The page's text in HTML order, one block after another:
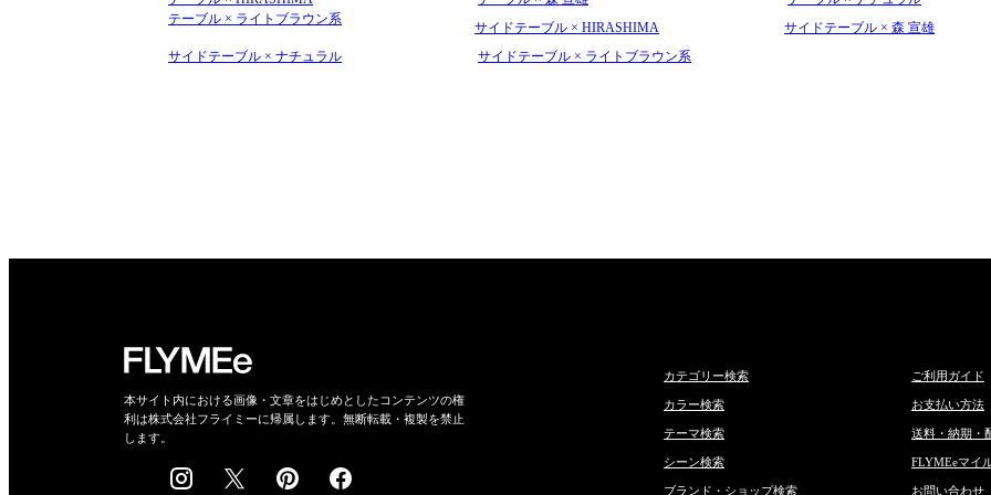
テーブル × ライトブラウン系
サイドテーブル × HIRASHIMA
サイドテーブル × 森 宣雄
サイドテーブル × ナチュラル
サイドテーブル × ライトブラウン系
本サイト内における画像・文章をはじめとしたコンテンツの権
利は株式会社フライミーに帰属します。無断転載・複製を禁止
します。
カテゴリー検索
カラー検索
テーマ検索
シーン検索
ブランド・ショップ検索
ご利用ガイド
お支払い方法
送料・納期・
FLYMEeマイ
お問い合わせ